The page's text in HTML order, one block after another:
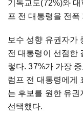
기독교도(72%)와
프 전 대통령을 전폭
보수 성향 유권자가
전 대통령이 선점한
렇다. 37%가 가장
럼프 전 대통령에게
는 후보를 원한 유
선택했다.